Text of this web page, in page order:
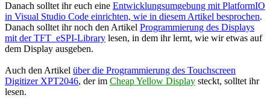
Danach solltet ihr euch eine Entwicklungsumgebung mit PlatformIO
in Visual Studio Code einrichten, wie in diesem Artikel besprochen.
Danach solltet ihr noch den Artikel Programmierung des Displays
mit der TFT_eSPI-Library lesen, in dem ihr lernt, wie wir etwas auf
dem Display ausgeben.
Auch den Artikel über die Programmierung des Touchscreen
Digitizer XPT2046, der im Cheap Yellow Display steckt, solltet ihr
lesen.